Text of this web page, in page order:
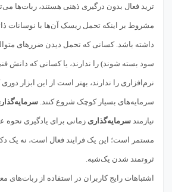
ترید فعال بدون درگیری ذهنی هستند، ربات‌ها
مشروط بر اینکه تحمل ریسک آن‌ها با نوسانات
داشته باشد. کسانی که تحمل دیدن ضررهای
سود بسته شوند) را ندارند، یا کسانی که دانش
نرم‌افزاری را ندارند، بهتر است از این ابزار دوری
سرمایه‌های بسیار کوچک شروع کنند.
نیازمند سرمایه‌گذاری زمانی برای یادگیری
مستمر است؛ این یک فرایند فعال است، نه یک
ثروتمند شدن یک‌شبه.
اشتباهات رایج کاربران در استفاده از ربات‌های